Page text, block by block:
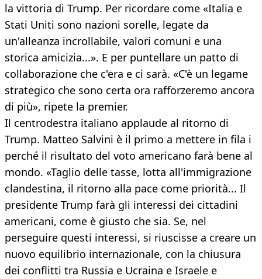
la vittoria di Trump. Per ricordare come «Italia e
Stati Uniti sono nazioni sorelle, legate da
un'alleanza incrollabile, valori comuni e una
storica amicizia...». E per puntellare un patto di
collaborazione che c'era e ci sarà. «C'è un legame
strategico che sono certa ora rafforzeremo ancora
di più», ripete la premier.
Il centrodestra italiano applaude al ritorno di
Trump. Matteo Salvini è il primo a mettere in fila i
perché il risultato del voto americano farà bene al
mondo. «Taglio delle tasse, lotta all'immigrazione
clandestina, il ritorno alla pace come priorità... Il
presidente Trump farà gli interessi dei cittadini
americani, come è giusto che sia. Se, nel
perseguire questi interessi, si riuscisse a creare un
nuovo equilibrio internazionale, con la chiusura
dei conflitti tra Russia e Ucraina e Israele e